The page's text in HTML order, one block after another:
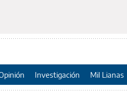
Investigación Mil Lianas